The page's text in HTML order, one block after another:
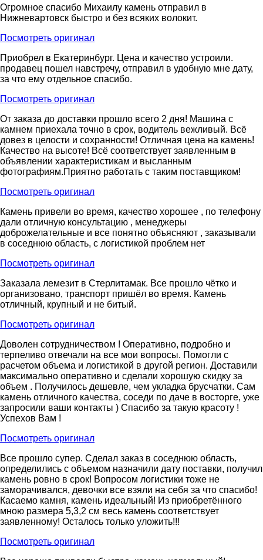
Огромное спасибо Михаилу камень отправил в
Нижневартовск быстро и без всяких волокит.
Посмотреть оригинал
Приобрел в Екатеринбург. Цена и качество устроили.
продавец пошел навстречу, отправил в удобную мне дату,
за что ему отдельное спасибо.
Посмотреть оригинал
От заказа до доставки прошло всего 2 дня! Машина с
камнем приехала точно в срок, водитель вежливый. Всё
довез в целости и сохранности! Отличная цена на камень!
Качество на высоте! Всё соответствует заявленным в
объявлении характеристикам и высланным
фотографиям.Приятно работать с таким поставщиком!
Посмотреть оригинал
Камень привели во время, качество хорошее , по телефону
дали отличную консультацию , менеджеры
доброжелательные и все понятно объясняют , заказывали
в соседнюю область, с логистикой проблем нет
Посмотреть оригинал
Заказала лемезит в Стерлитамак. Все прошло чётко и
организовано, транспорт пришёл во время. Камень
отличный, крупный и не битый.
Посмотреть оригинал
Доволен сотрудничеством ! Оперативно, подробно и
терпеливо отвечали на все мои вопросы. Помогли с
расчетом объема и логистикой в другой регион. Доставили
максимально оперативно и сделали хорошую скидку за
объем . Получилось дешевле, чем укладка брусчатки. Сам
камень отличного качества, соседи по даче в восторге, уже
запросили ваши контакты ) Спасибо за такую красоту !
Успехов Вам !
Посмотреть оригинал
Все прошло супер. Сделал заказ в соседнюю область,
определились с объемом назначили дату поставки, получил
камень ровно в срок! Вопросом логистики тоже не
заморачивался, девочки все взяли на себя за что спасибо!
Касаемо камня, камень идеальный! Из приобретённого
мною размера 5,3,2 см весь камень соответствует
заявленному! Осталось только уложить!!!
Посмотреть оригинал